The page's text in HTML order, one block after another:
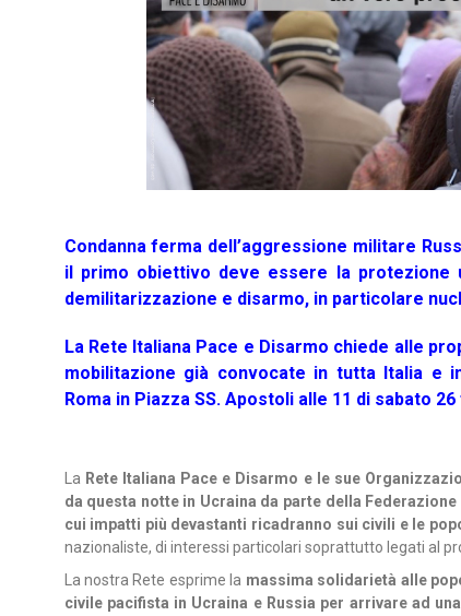
Condanna ferma dell’aggressione militare
il primo obiettivo deve essere la protezione
demilitarizzazione e disarmo, in particolare
La Rete Italiana Pace e Disarmo chiede alle
mobilitazione già convocate in tutta Italia e
Roma in Piazza SS. Apostoli alle 11 di sabato
La Rete Italiana Pace e Disarmo e le sue
da questa notte in Ucraina da parte della Federazione
cui impatti più devastanti ricadranno sui civili e le
nazionaliste, di interessi particolari soprattutto legati al
La nostra Rete esprime la massima solidarietà alle
civile pacifista in Ucraina e Russia per arrivare ad